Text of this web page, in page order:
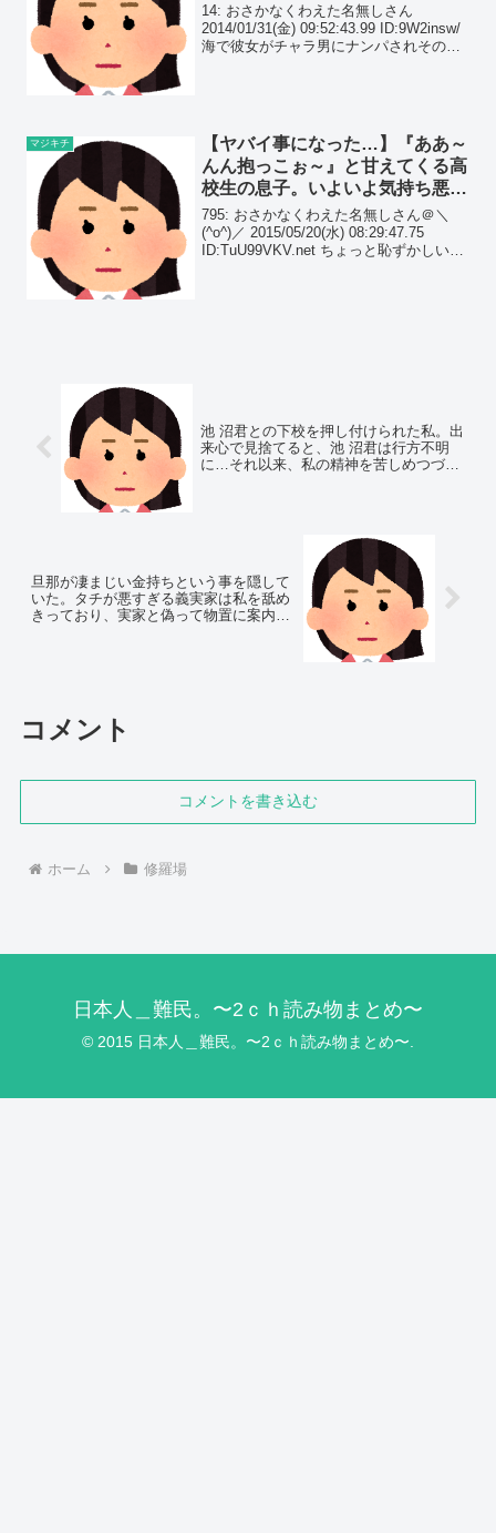
14: おさかなくわえた名無しさん
2014/01/31(金) 09:52:43.99 ID:9W2insw/
海で彼女がチャラ男にナンパされそのま
マジキチ
【ヤバイ事になった…】『ああ～
んん抱っこぉ～』と甘えてくる高
校生の息子。いよいよ気持ち悪る
くなってきたんだが…
795: おさかなくわえた名無しさん＠＼
(^o^)／ 2015/05/20(水) 08:29:47.75
ID:TuU99VKV.net ちょっと恥ずかしい相
池 沼君との下校を押し付けられた私。出
来心で見捨てると、池 沼君は行方不明
に…それ以来、私の精神を苦しめつづ
旦那が凄まじい金持ちという事を隠して
いた。タチが悪すぎる義実家は私を舐め
きっており、実家と偽って物置に案内さ
コメント
コメントを書き込む
ホーム 修羅場
日本人＿難民。〜2ｃｈ読み物まとめ〜
© 2015 日本人＿難民。〜2ｃｈ読み物まとめ〜.